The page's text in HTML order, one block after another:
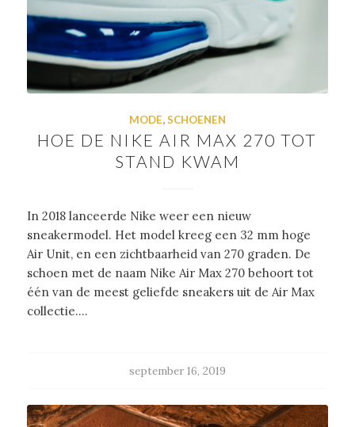
MODE,SCHOENEN
HOE DE NIKE AIR MAX 270 TOT
STAND KWAM
In 2018 lanceerde Nike weer een nieuw
sneakermodel. Het model kreeg een 32 mm hoge
Air Unit, en een zichtbaarheid van 270 graden. De
schoen met de naam Nike Air Max 270 behoort tot
één van de meest geliefde sneakers uit de Air Max
collectie.…
september 16, 2019